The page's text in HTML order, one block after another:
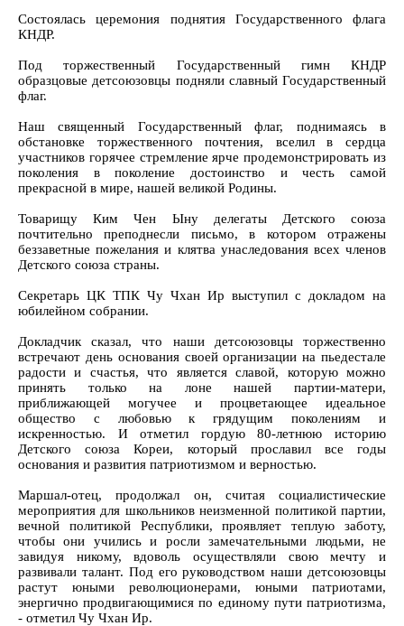
Состоялась церемония поднятия Государственного флага
КНДР.
Под торжественный Государственный гимн КНДР
образцовые детсоюзовцы подняли славный Государственный
флаг.
Наш священный Государственный флаг, поднимаясь в
обстановке торжественного почтения, вселил в сердца
участников горячее стремление ярче продемонстрировать из
поколения в поколение достоинство и честь самой
прекрасной в мире, нашей великой Родины.
Товарищу Ким Чен Ыну делегаты Детского союза
почтительно преподнесли письмо, в котором отражены
беззаветные пожелания и клятва унаследования всех членов
Детского союза страны.
Секретарь ЦК ТПК Чу Чхан Ир выступил с докладом на
юбилейном собрании.
Докладчик сказал, что наши детсоюзовцы торжественно
встречают день основания своей организации на пьедестале
радости и счастья, что является славой, которую можно
принять только на лоне нашей партии-матери,
приближающей могучее и процветающее идеальное
общество с любовью к грядущим поколениям и
искренностью. И отметил гордую 80-летнюю историю
Детского союза Кореи, который прославил все годы
основания и развития патриотизмом и верностью.
Маршал-отец, продолжал он, считая социалистические
мероприятия для школьников неизменной политикой партии,
вечной политикой Республики, проявляет теплую заботу,
чтобы они учились и росли замечательными людьми, не
завидуя никому, вдоволь осуществляли свою мечту и
развивали талант. Под его руководством наши детсоюзовцы
растут юными революционерами, юными патриотами,
энергично продвигающимися по единому пути патриотизма,
- отметил Чу Чхан Ир.